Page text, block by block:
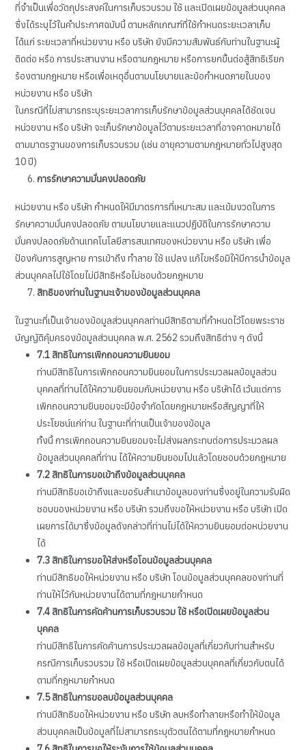
ที่จำเป็นเพื่อวัตถุประสงค์ในการเก็บรวบรวม ใช้ และเปิดเผยข้อมูลส่วนบุคคล
ซึ่งได้ระบุไว้ในคำประกาศฉบับนี้ ตามหลักเกณฑ์ที่ใช้กำหนดระยะเวลาเก็บ
ได้แก่ ระยะเวลาที่หน่วยงาน หรือ บริษัท ยังมีความสัมพันธ์กับท่านในฐานะผู้
ติดต่อ หรือ การประสานงาน หรือตามกฎหมาย หรือการยกขึ้นต่อสู้สิทธิเรียก
ร้องตามกฎหมาย หรือเพื่อเหตุอื่นตามนโยบายและข้อกำหนดภายในของ
หน่วยงาน หรือ บริษัท
ในกรณีที่ไม่สามารถระบุระยะเวลาการเก็บรักษาข้อมูลส่วนบุคคลได้ชัดเจน
หน่วยงาน หรือ บริษัท จะเก็บรักษาข้อมูลไว้ตามระยะเวลาที่อาจคาดหมายได้
ตามมาตรฐานของการเก็บรวบรวม (เช่น อายุความตามกฎหมายทั่วไปสูงสุด
10 ปี)
การรักษาความมั่นคงปลอดภัย
หน่วยงาน หรือ บริษัท กำหนดให้มีมาตรการที่เหมาะสม และเข้มงวดในการ
รักษาความมั่นคงปลอดภัย ตามนโยบายและแนวปฏิบัติในการรักษาความ
มั่นคงปลอดภัยด้านเทคโนโลยีสารสนเทศของหน่วยงาน หรือ บริษัท เพื่อ
ป้องกันการสูญหาย การเข้าถึง ทำลาย ใช้ แปลง แก้ไขหรือมิให้มีการนำข้อมูล
ส่วนบุคคลไปใช้โดยไม่มีสิทธิหรือไม่ชอบด้วยกฎหมาย
สิทธิของท่านในฐานะเจ้าของข้อมูลส่วนบุคคล
ในฐานะที่เป็นเจ้าของข้อมูลส่วนบุคคลท่านมีสิทธิตามที่กำหนดไว้โดยพระราช
บัญญัติคุ้มครองข้อมูลส่วนบุคคล พ.ศ. 2562 รวมถึงสิทธิต่าง ๆ ดังนี้
7.1 สิทธิในการเพิกถอนความยินยอม
ท่านมีสิทธิในการเพิกถอนความยินยอมในการประมวลผลข้อมูลส่วน
บุคคลที่ท่านได้ให้ความยินยอมกับหน่วยงาน หรือ บริษัทได้ เว้นแต่การ
เพิกถอนความยินยอมจะมีข้อจำกัดโดยกฎหมายหรือสัญญาที่ให้
ประโยชน์แก่ท่าน ในฐานะที่ท่านเป็นเจ้าของข้อมูล
ทั้งนี้ การเพิกถอนความยินยอมจะไม่ส่งผลกระทบต่อการประมวลผล
ข้อมูลส่วนบุคคลที่ท่าน ได้ให้ความยินยอมไปแล้วโดยชอบด้วยกฎหมาย
7.2 สิทธิในการขอเข้าถึงข้อมูลส่วนบุคคล
ท่านมีสิทธิขอเข้าถึงและขอรับสำเนาข้อมูลของท่านซึ่งอยู่ในความรับผิด
ชอบของหน่วยงาน หรือ บริษัท รวมถึงขอให้หน่วยงาน หรือ บริษัท เปิด
เผยการได้มาซึ่งข้อมูลดังกล่าวที่ท่านไม่ได้ให้ความยินยอมต่อหน่วยงาน
ได้
7.3 สิทธิในการขอให้ส่งหรือโอนข้อมูลส่วนบุคคล
ท่านมีสิทธิขอให้หน่วยงาน หรือ บริษัท โอนข้อมูลส่วนบุคคลของท่านที่
ท่านให้ไว้กับหน่วยงานได้ตามที่กฎหมายกำหนด
7.4 สิทธิในการคัดค้านการเก็บรวบรวม ใช้ หรือเปิดเผยข้อมูลส่วน
บุคคล
ท่านมีสิทธิในการคัดค้านการประมวลผลข้อมูลที่เกี่ยวกับท่านสำหรับ
กรณีการเก็บรวบรวม ใช้ หรือเปิดเผยข้อมูลส่วนบุคคลที่เกี่ยวกับตนได้
ตามที่กฎหมายกำหนด
7.5สิทธิในการขอลบข้อมูลส่วนบุคคล
ท่านมีสิทธิขอให้หน่วยงาน หรือ บริษัท ลบหรือทำลายหรือทำให้ข้อมูล
ส่วนบุคคลเป็นข้อมูลที่ไม่สามารถระบุตัวตนได้ตามที่กฎหมายกำหนด